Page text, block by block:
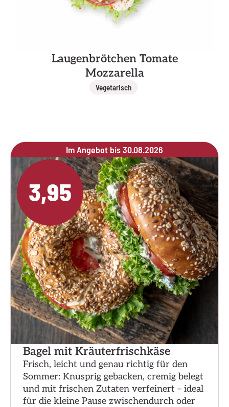
Laugenbrötchen Tomate
Mozzarella
Vegetarisch
Im Angebot bis 30.08.2026
3,95
Bagel mit Kräuterfrischkäse
Frisch, leicht und genau richtig für den
Sommer: Knusprig gebacken, cremig belegt
und mit frischen Zutaten verfeinert – ideal
für die kleine Pause zwischendurch oder